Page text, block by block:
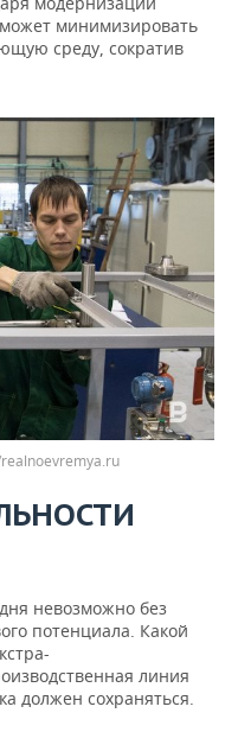
минимизировать
среду, сократив
невозможно без
потенциала. Какой
линия
должен сохраняться.